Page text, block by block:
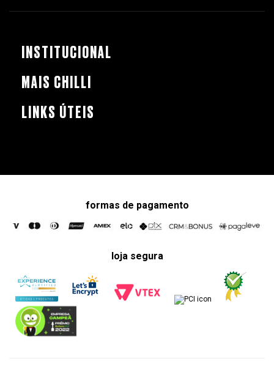
INSTITUCIONAL
MAIS CHILLI
LINKS ÚTEIS
formas de pagamento
loja segura